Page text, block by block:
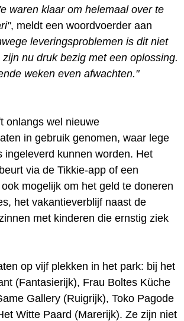
waren klaar om helemaal over te
, meldt een woordvoerder aan
leveringsproblemen is dit niet
nu druk bezig met een oplossing.
weken even afwachten."
onlangs wel nieuwe
in gebruik genomen, waar lege
ingeleverd kunnen worden. Het
via de Tikkie-app of een
mogelijk om het geld te doneren
het vakantieverblijf naast de
met kinderen die ernstig ziek
op vijf plekken in het park: bij het
(Fantasierijk), Frau Boltes Küche
Gallery (Ruigrijk), Toko Pagode
Witte Paard (Marerijk). Ze zijn niet